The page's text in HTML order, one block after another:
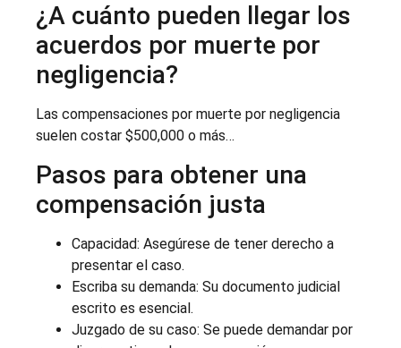
¿A cuánto pueden llegar los
acuerdos por muerte por
negligencia?
Las compensaciones por muerte por negligencia
suelen costar $500,000 o más…
Pasos para obtener una
compensación justa
Capacidad: Asegúrese de tener derecho a
presentar el caso.
Escriba su demanda: Su documento judicial
escrito es esencial.
Juzgado de su caso: Se puede demandar por